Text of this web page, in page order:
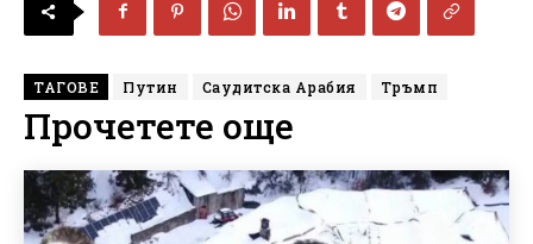
ТАГОВЕ Путин Саудитска Арабия Тръмп
Прочетете още